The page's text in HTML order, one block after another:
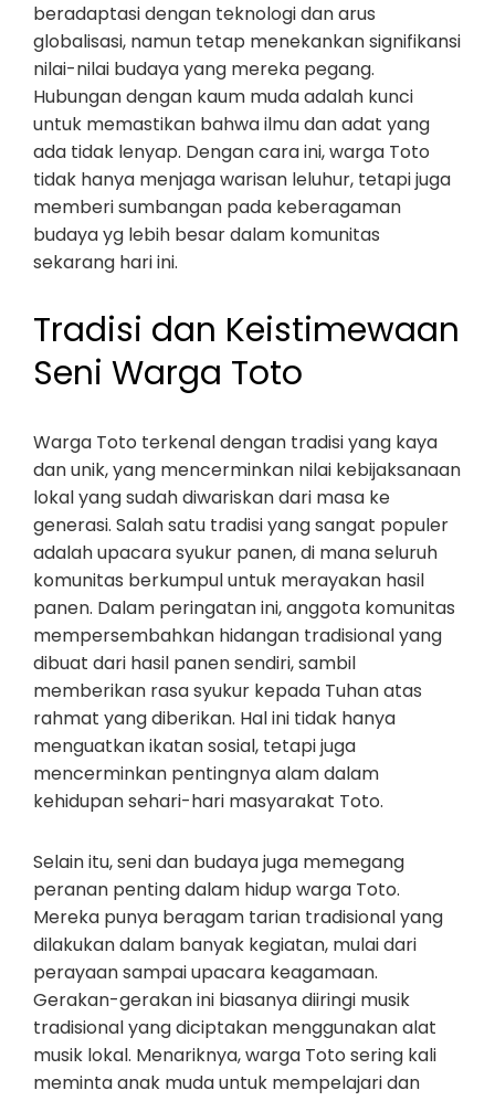
beradaptasi dengan teknologi dan arus
globalisasi, namun tetap menekankan signifikansi
nilai-nilai budaya yang mereka pegang.
Hubungan dengan kaum muda adalah kunci
untuk memastikan bahwa ilmu dan adat yang
ada tidak lenyap. Dengan cara ini, warga Toto
tidak hanya menjaga warisan leluhur, tetapi juga
memberi sumbangan pada keberagaman
budaya yg lebih besar dalam komunitas
sekarang hari ini.
Tradisi dan Keistimewaan
Seni Warga Toto
Warga Toto terkenal dengan tradisi yang kaya
dan unik, yang mencerminkan nilai kebijaksanaan
lokal yang sudah diwariskan dari masa ke
generasi. Salah satu tradisi yang sangat populer
adalah upacara syukur panen, di mana seluruh
komunitas berkumpul untuk merayakan hasil
panen. Dalam peringatan ini, anggota komunitas
mempersembahkan hidangan tradisional yang
dibuat dari hasil panen sendiri, sambil
memberikan rasa syukur kepada Tuhan atas
rahmat yang diberikan. Hal ini tidak hanya
menguatkan ikatan sosial, tetapi juga
mencerminkan pentingnya alam dalam
kehidupan sehari-hari masyarakat Toto.
Selain itu, seni dan budaya juga memegang
peranan penting dalam hidup warga Toto.
Mereka punya beragam tarian tradisional yang
dilakukan dalam banyak kegiatan, mulai dari
perayaan sampai upacara keagamaan.
Gerakan-gerakan ini biasanya diiringi musik
tradisional yang diciptakan menggunakan alat
musik lokal. Menariknya, warga Toto sering kali
meminta anak muda untuk mempelajari dan